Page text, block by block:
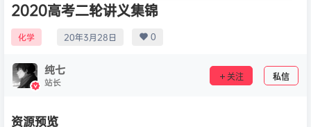
2020高考二轮讲义集锦
化学 20年3月28日 0
纯七
站长 关注 私信
资源预览